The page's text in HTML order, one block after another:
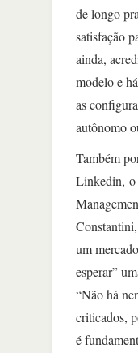
de longo
satisfação
ainda,
modelo e
as
autônomo
Também
Linkedin, o
um
esperar”
“Não há
criticados,
é